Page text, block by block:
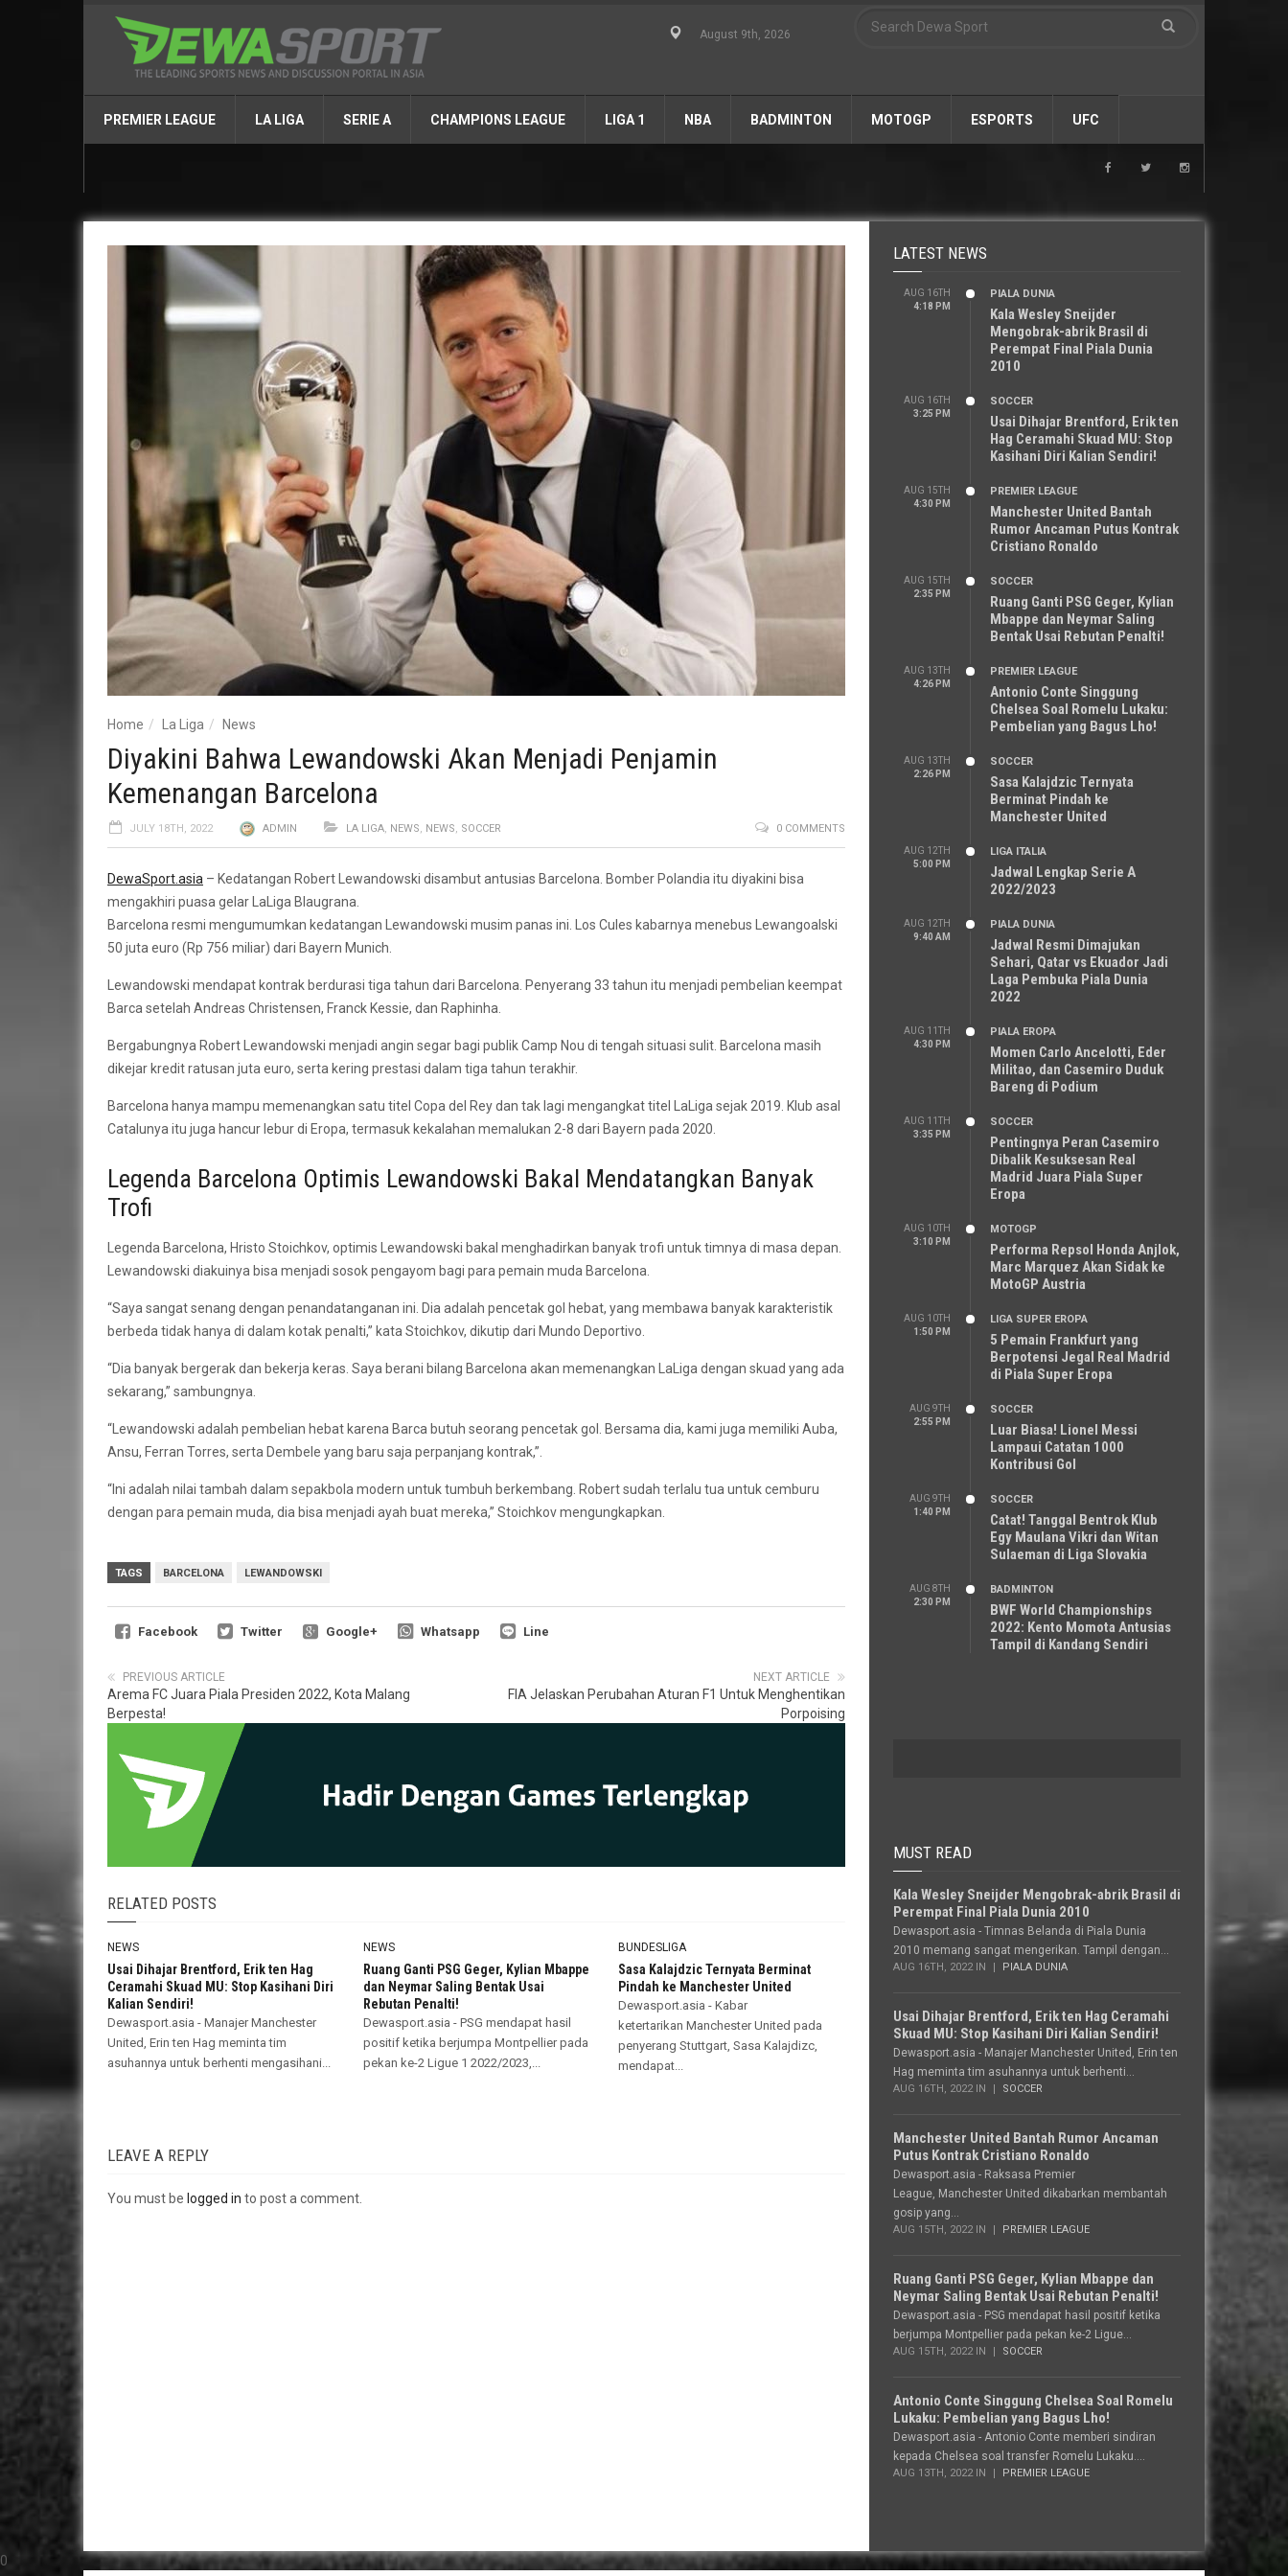
August 9th, 2026
PREMIER LEAGUE LA LIGA SERIE A CHAMPIONS LEAGUE LIGA 1 NBA BADMINTON MOTOGP ESPORTS UFC
Home La Liga News
Diyakini Bahwa Lewandowski Akan Menjadi Penjamin
Kemenangan Barcelona
JULY 18TH, 2022 ADMIN LA LIGA, NEWS, NEWS, SOCCER 0 COMMENTS
DewaSport.asia – Kedatangan Robert Lewandowski disambut antusias Barcelona. Bomber Polandia itu diyakini bisa
mengakhiri puasa gelar LaLiga Blaugrana.
Barcelona resmi mengumumkan kedatangan Lewandowski musim panas ini. Los Cules kabarnya menebus Lewangoalski
50 juta euro (Rp 756 miliar) dari Bayern Munich.
Lewandowski mendapat kontrak berdurasi tiga tahun dari Barcelona. Penyerang 33 tahun itu menjadi pembelian keempat
Barca setelah Andreas Christensen, Franck Kessie, dan Raphinha.
Bergabungnya Robert Lewandowski menjadi angin segar bagi publik Camp Nou di tengah situasi sulit. Barcelona masih
dikejar kredit ratusan juta euro, serta kering prestasi dalam tiga tahun terakhir.
Barcelona hanya mampu memenangkan satu titel Copa del Rey dan tak lagi mengangkat titel LaLiga sejak 2019. Klub asal
Catalunya itu juga hancur lebur di Eropa, termasuk kekalahan memalukan 2-8 dari Bayern pada 2020.
Legenda Barcelona Optimis Lewandowski Bakal Mendatangkan Banyak
Trofi
Legenda Barcelona, Hristo Stoichkov, optimis Lewandowski bakal menghadirkan banyak trofi untuk timnya di masa depan.
Lewandowski diakuinya bisa menjadi sosok pengayom bagi para pemain muda Barcelona.
“Saya sangat senang dengan penandatanganan ini. Dia adalah pencetak gol hebat, yang membawa banyak karakteristik
berbeda tidak hanya di dalam kotak penalti,” kata Stoichkov, dikutip dari Mundo Deportivo.
“Dia banyak bergerak dan bekerja keras. Saya berani bilang Barcelona akan memenangkan LaLiga dengan skuad yang ada
sekarang,” sambungnya.
“Lewandowski adalah pembelian hebat karena Barca butuh seorang pencetak gol. Bersama dia, kami juga memiliki Auba,
Ansu, Ferran Torres, serta Dembele yang baru saja perpanjang kontrak,”.
“Ini adalah nilai tambah dalam sepakbola modern untuk tumbuh berkembang. Robert sudah terlalu tua untuk cemburu
dengan para pemain muda, dia bisa menjadi ayah buat mereka,” Stoichkov mengungkapkan.
TAGS BARCELONA LEWANDOWSKI
Facebook Twitter Google+ Whatsapp Line
NEXT ARTICLE
FIA Jelaskan Perubahan Aturan F1 Untuk Menghentikan
Porpoising
PREVIOUS ARTICLE
Arema FC Juara Piala Presiden 2022, Kota Malang
Berpesta!
RELATED POSTS
NEWS
Usai Dihajar Brentford, Erik ten Hag
Ceramahi Skuad MU: Stop Kasihani Diri
Kalian Sendiri!
Dewasport.asia - Manajer Manchester
United, Erin ten Hag meminta tim
asuhannya untuk berhenti mengasihani...
NEWS
Ruang Ganti PSG Geger, Kylian Mbappe
dan Neymar Saling Bentak Usai
Rebutan Penalti!
Dewasport.asia - PSG mendapat hasil
positif ketika berjumpa Montpellier pada
pekan ke-2 Ligue 1 2022/2023,...
BUNDESLIGA
Sasa Kalajdzic Ternyata Berminat
Pindah ke Manchester United
Dewasport.asia - Kabar
ketertarikan Manchester United pada
penyerang Stuttgart, Sasa Kalajdizc,
mendapat...
LEAVE A REPLY
You must be logged in to post a comment.
LATEST NEWS
AUG 16TH
4:18 PM
PIALA DUNIA
Kala Wesley Sneijder
Mengobrak-abrik Brasil di
Perempat Final Piala Dunia
2010
AUG 16TH
3:25 PM
SOCCER
Usai Dihajar Brentford, Erik ten
Hag Ceramahi Skuad MU: Stop
Kasihani Diri Kalian Sendiri!
AUG 15TH
4:30 PM
PREMIER LEAGUE
Manchester United Bantah
Rumor Ancaman Putus Kontrak
Cristiano Ronaldo
AUG 15TH
2:35 PM
SOCCER
Ruang Ganti PSG Geger, Kylian
Mbappe dan Neymar Saling
Bentak Usai Rebutan Penalti!
AUG 13TH
4:26 PM
PREMIER LEAGUE
Antonio Conte Singgung
Chelsea Soal Romelu Lukaku:
Pembelian yang Bagus Lho!
AUG 13TH
2:26 PM
SOCCER
Sasa Kalajdzic Ternyata
Berminat Pindah ke
Manchester United
AUG 12TH
5:00 PM
LIGA ITALIA
Jadwal Lengkap Serie A
2022/2023
AUG 12TH
9:40 AM
PIALA DUNIA
Jadwal Resmi Dimajukan
Sehari, Qatar vs Ekuador Jadi
Laga Pembuka Piala Dunia
2022
AUG 11TH
4:30 PM
PIALA EROPA
Momen Carlo Ancelotti, Eder
Militao, dan Casemiro Duduk
Bareng di Podium
AUG 11TH
3:35 PM
SOCCER
Pentingnya Peran Casemiro
Dibalik Kesuksesan Real
Madrid Juara Piala Super
Eropa
AUG 10TH
3:10 PM
MOTOGP
Performa Repsol Honda Anjlok,
Marc Marquez Akan Sidak ke
MotoGP Austria
AUG 10TH
1:50 PM
LIGA SUPER EROPA
5 Pemain Frankfurt yang
Berpotensi Jegal Real Madrid
di Piala Super Eropa
AUG 9TH
2:55 PM
SOCCER
Luar Biasa! Lionel Messi
Lampaui Catatan 1000
Kontribusi Gol
AUG 9TH
1:40 PM
SOCCER
Catat! Tanggal Bentrok Klub
Egy Maulana Vikri dan Witan
Sulaeman di Liga Slovakia
AUG 8TH
2:30 PM
BADMINTON
BWF World Championships
2022: Kento Momota Antusias
Tampil di Kandang Sendiri
MUST READ
Kala Wesley Sneijder Mengobrak-abrik Brasil di
Perempat Final Piala Dunia 2010
Dewasport.asia - Timnas Belanda di Piala Dunia
2010 memang sangat mengerikan. Tampil dengan...
AUG 16TH, 2022 IN PIALA DUNIA
Usai Dihajar Brentford, Erik ten Hag Ceramahi
Skuad MU: Stop Kasihani Diri Kalian Sendiri!
Dewasport.asia - Manajer Manchester United, Erin ten
Hag meminta tim asuhannya untuk berhenti...
AUG 16TH, 2022 IN SOCCER
Manchester United Bantah Rumor Ancaman
Putus Kontrak Cristiano Ronaldo
Dewasport.asia - Raksasa Premier
League, Manchester United dikabarkan membantah
gosip yang...
AUG 15TH, 2022 IN PREMIER LEAGUE
Ruang Ganti PSG Geger, Kylian Mbappe dan
Neymar Saling Bentak Usai Rebutan Penalti!
Dewasport.asia - PSG mendapat hasil positif ketika
berjumpa Montpellier pada pekan ke-2 Ligue...
AUG 15TH, 2022 IN SOCCER
Antonio Conte Singgung Chelsea Soal Romelu
Lukaku: Pembelian yang Bagus Lho!
Dewasport.asia - Antonio Conte memberi sindiran
kepada Chelsea soal transfer Romelu Lukaku....
AUG 13TH, 2022 IN PREMIER LEAGUE
0